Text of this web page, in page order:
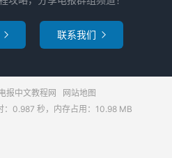
 联系我们 
报中文教程网
网站地图
：0.987 秒，内存占用：10.98 MB